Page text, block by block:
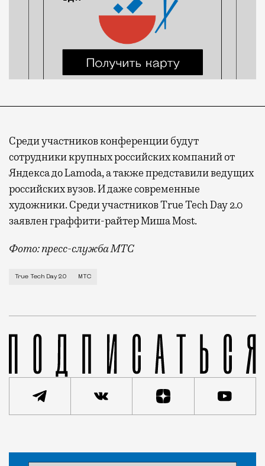
Среди участников конференции будут
сотрудники крупных российских компаний от
Яндекса до Lamoda, а также представили ведущих
российских вузов. И даже современные
художники. Среди участников True Tech Day 2.0
заявлен граффити-райтер Миша Most.
Фото: пресс-служба МТС
МТС проведет 17 мая технологическую
True Tech Day 2.0 МТС
Статья
Редакция Москвич Mag